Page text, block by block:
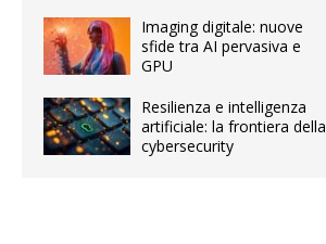
Imaging digitale: nuove
sfide tra AI pervasiva e
GPU
Resilienza e intelligenza
artificiale: la frontiera della
cybersecurity